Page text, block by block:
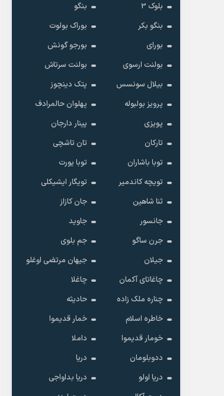
بلوک 3
بنگو
بنگو بکر
بوراک بولوت
بورای
بورجو گونش
بولنت ارسوی
بولنت سرتاش
بیلال سونسس
پتک دینچوز
پرویز بولبوله
پهلوان حالمرادف
پویزی
پینار دارجان
تارکان
تان تاشچی
توبا باشاران
توبا یورت
تویچه کاندمیر
تویگار ایشیکلی
ثنا شاهین
جان کازاز
جانسور
جاوید
جرن ساگو
جم بلوی
جیلان
جیهان مرتضی اوغلو
چاغاتای آکمان
چاغلا
چناره ملک زاده
حادیثه
خاطره اسلام
خمار قدیموا
خومار قدیموا
داملا
ددوبلومان
دریا
دریا اولو
دریا بداواجی